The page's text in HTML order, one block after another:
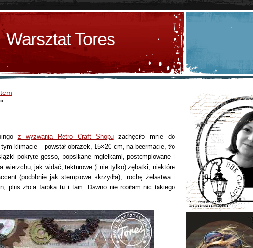
Warsztat Tores
»
z wyzwania Retro Craft Shopuzachęciło mnie do
klimacie – powstał obrazek, 15×20 cm, na beermacie, tło
pokryte gesso, popsikane mgiełkami, postemplowane i
wierzchu, jak widać, tekturowe (i nie tylko) zębatki, niektóre
(podobnie jak stemplowe skrzydła), trochę żelastwa i
plus złota farbka tu i tam. Dawno nie robiłam nic takiego